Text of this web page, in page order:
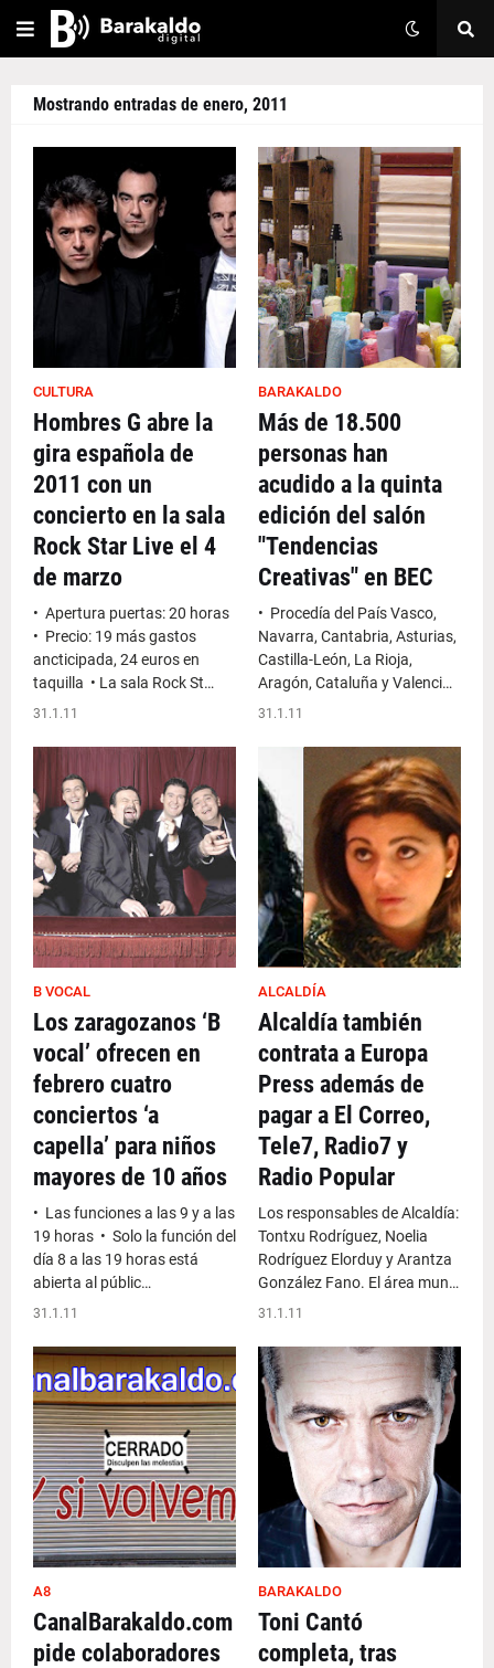
Mostrando entradas de enero, 2011
CULTURA
Hombres G abre la
gira española de
2011 con un
concierto en la sala
Rock Star Live el 4
de marzo
• Apertura puertas: 20 horas
• Precio: 19 más gastos
ancticipada, 24 euros en
taquilla • La sala Rock St…
31.1.11
BARAKALDO
Más de 18.500
personas han
acudido a la quinta
edición del salón
"Tendencias
Creativas" en BEC
• Procedía del País Vasco,
Navarra, Cantabria, Asturias,
Castilla-León, La Rioja,
Aragón, Cataluña y Valenci…
31.1.11
B VOCAL
Los zaragozanos ‘B
vocal’ ofrecen en
febrero cuatro
conciertos ‘a
capella’ para niños
mayores de 10 años
• Las funciones a las 9 y a las
19 horas • Solo la función del
día 8 a las 19 horas está
abierta al públic…
31.1.11
ALCALDÍA
Alcaldía también
contrata a Europa
Press además de
pagar a El Correo,
Tele7, Radio7 y
Radio Popular
Los responsables de Alcaldía:
Tontxu Rodríguez, Noelia
Rodríguez Elorduy y Arantza
González Fano. El área mun…
31.1.11
A8
CanalBarakaldo.com
pide colaboradores
BARAKALDO
Toni Cantó
completa, tras